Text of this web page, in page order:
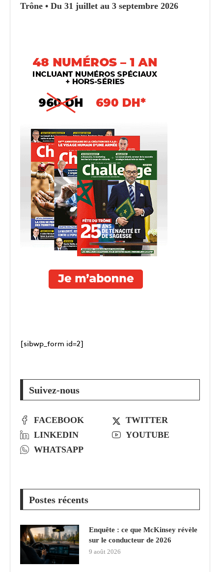
Trône • Du 31 juillet au 3 septembre 2026
[sibwp_form id=2]
Suivez-nous
FACEBOOK
TWITTER
LINKEDIN
YOUTUBE
WHATSAPP
Postes récents
Enquête : ce que McKinsey révèle
sur le conducteur de 2026
9 août 2026